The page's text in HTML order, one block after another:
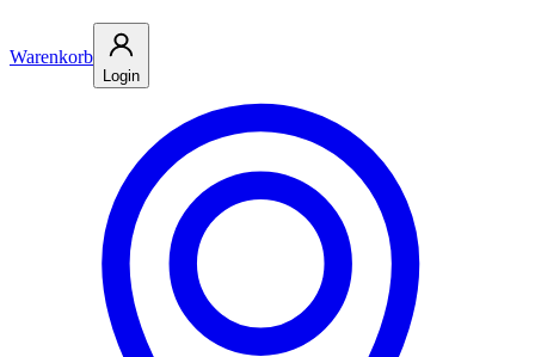
Warenkorb
Login